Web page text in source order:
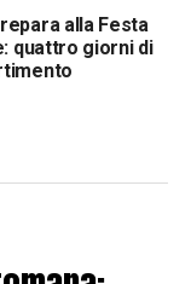
alla Festa
quattro giorni di